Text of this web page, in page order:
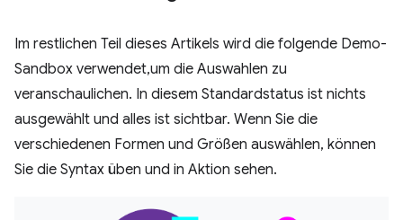
Im restlichen Teil dieses Artikels wird die folgende Demo-
Sandbox verwendet,um die Auswahlen zu
veranschaulichen. In diesem Standardstatus ist nichts
ausgewählt und alles ist sichtbar. Wenn Sie die
verschiedenen Formen und Größen auswählen, können
Sie die Syntax üben und in Aktion sehen.